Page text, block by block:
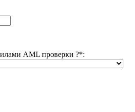
AML проверки ?*: